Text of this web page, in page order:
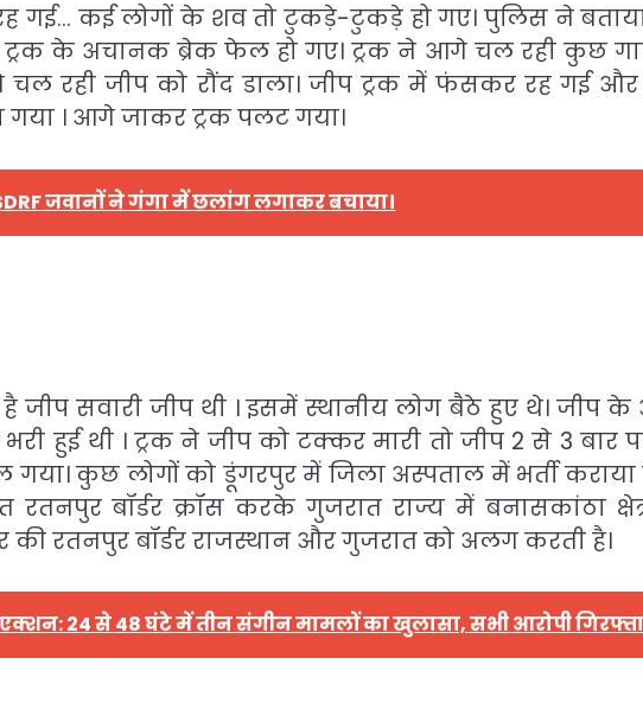
गई… कई लोगों के शव तो टुकड़े-टुकड़े हो गए। पुलिस ने
के अचानक ब्रेक फेल हो गए। ट्रक ने आगे चल रही कुछ
रही जीप को रौंद डाला। जीप ट्रक में फंसकर रह गई और
। आगे जाकर ट्रक पलट गया।
जवानों ने गंगा में छलांग लगाकर बचाया।
जीप सवारी जीप थी । इसमें स्थानीय लोग बैठे हुए थे। जीप के
हुई थी । ट्रक ने जीप को टक्कर मारी तो जीप 2 से 3 बार
कुछ लोगों को डूंगरपुर में जिला अस्पताल में भर्ती कराया
बॉर्डर क्रॉस करके गुजरात राज्य में बनासकांठा
की रतनपुर बॉर्डर राजस्थान और गुजरात को अलग करती है।
24 से 48 घंटे में तीन संगीन मामलों का खुलासा, सभी आरोपी